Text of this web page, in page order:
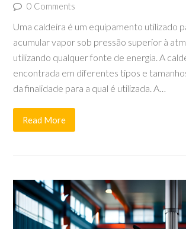
0 Comments
Uma caldeira é um equipamento utilizado
acumular vapor sob pressão superior à
utilizando qualquer fonte de energia. A
encontrada em diferentes tipos e
da finalidade para a qual é utilizada. A…
Read More